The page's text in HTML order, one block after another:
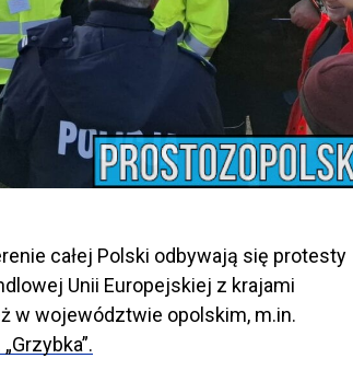
całej Polski odbywają się protesty
Unii Europejskiej z krajami
w województwie opolskim, m.in.